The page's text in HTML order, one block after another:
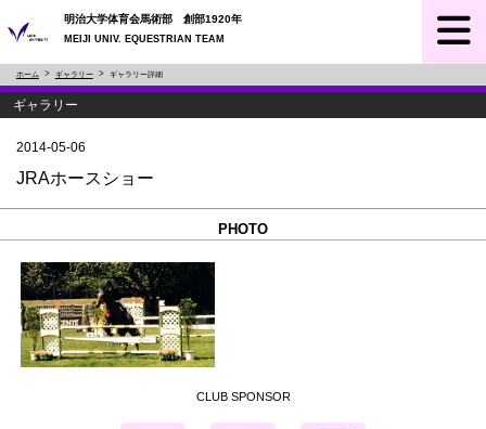
明治大学体育会馬術部 創部1920年
MEIJI UNIV. EQUESTRIAN TEAM
ホーム ギャラリー ギャラリー詳細
ギャラリー
2014-05-06
JRAホースショー
PHOTO
CLUB SPONSOR